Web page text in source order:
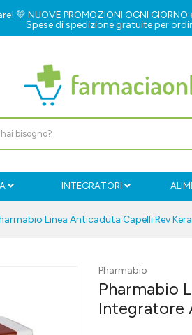
💚 NUOVE PROMOZIONI OGNI GIORNO
Spese di spedizione gratuite per
INTEGRATORI
Linea Anticaduta Capelli Rev
Pharmabio
Pharmabio
Integratore